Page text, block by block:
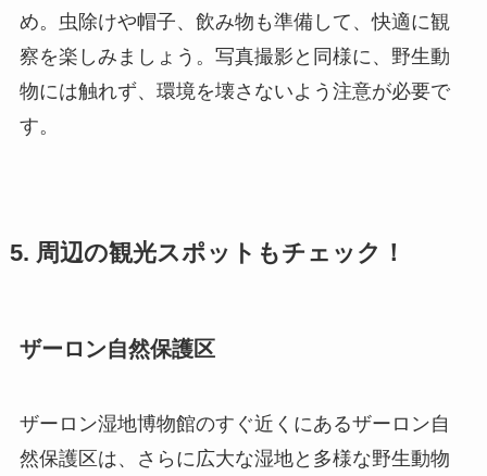
め。虫除けや帽子、飲み物も準備して、快適に観
察を楽しみましょう。写真撮影と同様に、野生動
物には触れず、環境を壊さないよう注意が必要で
す。
5. 周辺の観光スポットもチェック！
ザーロン自然保護区
ザーロン湿地博物館のすぐ近くにあるザーロン自
然保護区は、さらに広大な湿地と多様な野生動物